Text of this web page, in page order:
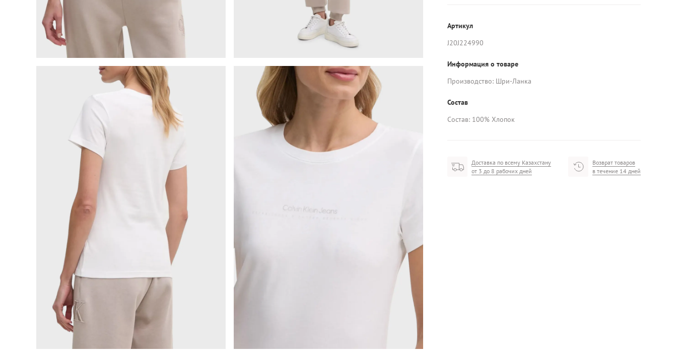
Артикул
J20J224990
Информация о товаре
Производство: Шри-Ланка
Состав
Состав: 100% Хлопок
Доставка по всему Казахстану
от 3 до 8 рабочих дней
Возврат товаров
в течение 14 дней